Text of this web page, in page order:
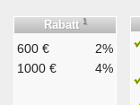
Rabatt 1
600 €
2%
1000 €
4%